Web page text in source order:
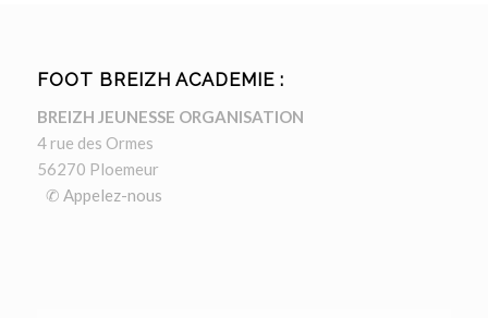
FOOT BREIZH ACADEMIE :
BREIZH JEUNESSE ORGANISATION
4 rue des Ormes
56270 Ploemeur
✆ Appelez-nous